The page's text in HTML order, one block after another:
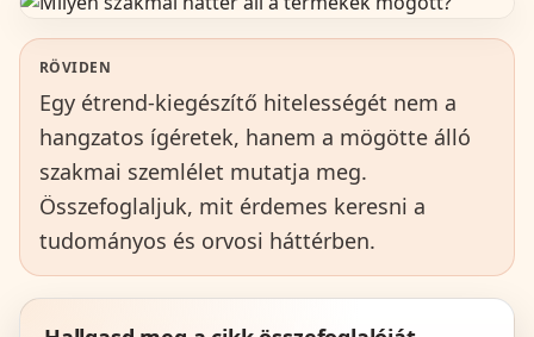
RÖVIDEN
Egy étrend-kiegészítő hitelességét nem a
hangzatos ígéretek, hanem a mögötte álló
szakmai szemlélet mutatja meg.
Összefoglaljuk, mit érdemes keresni a
tudományos és orvosi háttérben.